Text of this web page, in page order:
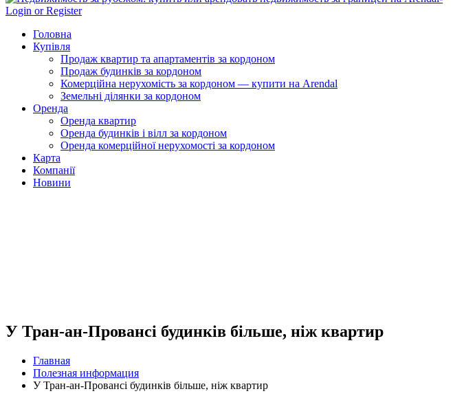
Login or Register
Головна
Купівля
Продаж квартир та апартаментів за кордоном
Продаж будинків за кордоном
Комерційна нерухомість за кордоном — купити на Arendal
Земельні ділянки за кордоном
Оренда
Оренда квартир
Оренда будинків і вілл за кордоном
Оренда комерційної нерухомості за кордоном
Карта
Компанії
Новини
У Тран-ан-Провансі будинків більше, ніж квартир
Главная
Полезная информация
У Тран-ан-Провансі будинків більше, ніж квартир